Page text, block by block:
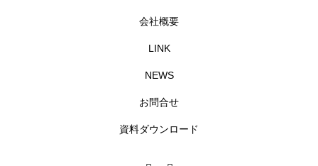
会社概要
LINK
NEWS
お問合せ
資料ダウンロード